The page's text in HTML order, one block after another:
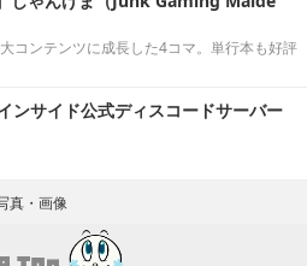
コンテンツに成長した4コマ。単行本も好評
サイド公式ディスコードサーバー
真・画像